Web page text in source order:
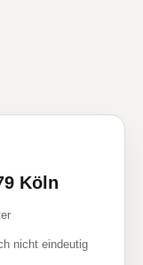
Köln
nicht eindeutig